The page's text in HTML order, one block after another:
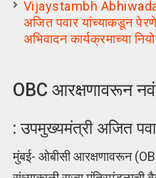
Vijaystambh
अजित पवार यांच्याकडून
अभिवादन कार्यक्रमाच्या
OBC आरक्षणावरून
: उपमुख्यमंत्री अजित
मुंबई- ओबीसी आरक्षणावरून